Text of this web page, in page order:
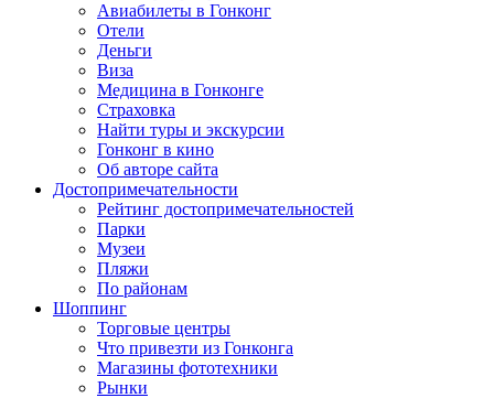
Авиабилеты в Гонконг
Отели
Деньги
Виза
Медицина в Гонконге
Страховка
Найти туры и экскурсии
Гонконг в кино
Об авторе сайта
Достопримечательности
Рейтинг достопримечательностей
Парки
Музеи
Пляжи
По районам
Шоппинг
Торговые центры
Что привезти из Гонконга
Магазины фототехники
Рынки